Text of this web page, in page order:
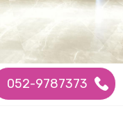
052-9787373